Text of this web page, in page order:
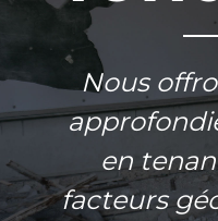
Nous
en
facteurs